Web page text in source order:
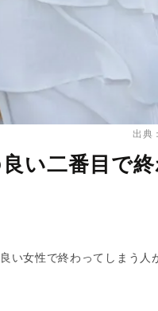
出典
い二番目で
い女性で終わってしまう人